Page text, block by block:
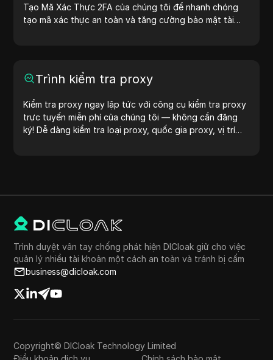
Tạo Mã Xác Thực 2FA của chúng tôi để nhanh chóng
tạo mã xác thực an toàn và tăng cường bảo mật tài
Trình kiểm tra proxy
Kiểm tra proxy ngay lập tức với công cụ kiểm tra proxy
trực tuyến miễn phí của chúng tôi — không cần đăng
ký! Dễ dàng kiểm tra loại proxy, quốc gia proxy, vị trí
Trình duyệt vân tay chống phát hiện DICloak giữ cho việc
quản lý nhiều tài khoản một cách an toàn và tránh bị cấm
business@dicloak.com
Copyright© DICloak Technology Limited